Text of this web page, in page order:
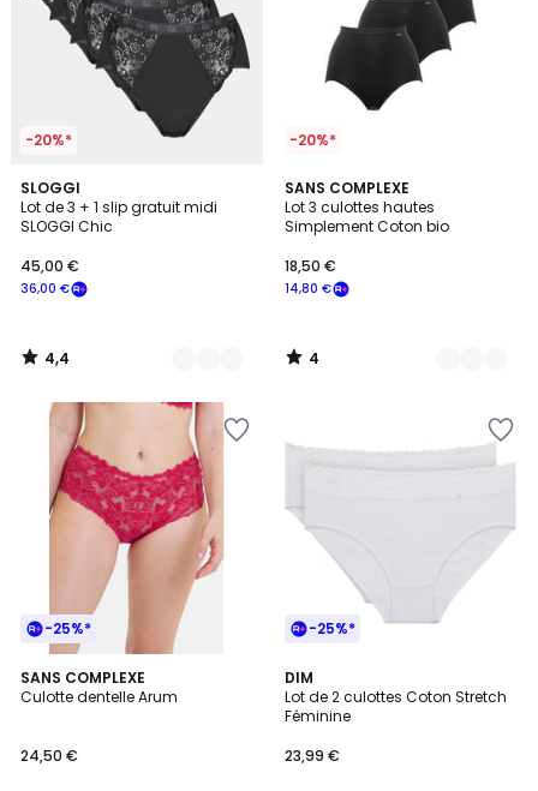
-20%*
SLOGGI
Lot de 3 + 1 slip gratuit midi
SLOGGI Chic
36,00 €
45,00 €
4,4
/ 5
2
Couleurs
4,4
/
-20%*
SANS COMPLEXE
Lot 3 culottes hautes
Simplement Coton bio
14,80 €
18,50 €
4
/
5
4
Couleurs
4
/
-25%*
SANS COMPLEXE
Culotte dentelle Arum
24,50 €
4,8
/ 5
10
Couleurs
-25%*
DIM
Lot de 2 culottes Coton Stretch
Féminine
23,99 €
4,3
/ 5
2
Couleurs